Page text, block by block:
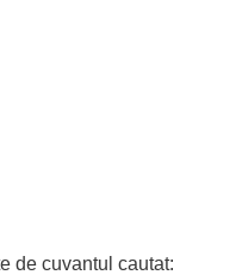
de cuvantul cautat: